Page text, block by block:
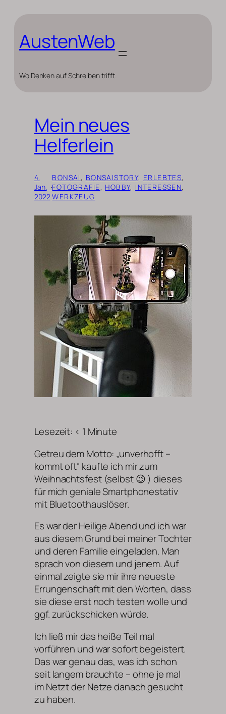
springen
AustenWeb
Wo Denken auf Schreiben trifft.
Mein neues
Helferlein
4.
Jan.
2022
·
BONSAI , BONSAISTORY, ERLEBTES
FOTOGRAFIE, HOBBY, INTERESSEN
WERKZEUG
Lesezeit: < 1 Minute
Getreu dem Motto: „unverhofft –
kommt oft“ kaufte ich mir zum
Weihnachtsfest (selbst 😉 ) dieses
für mich geniale Smartphonestativ
mit Bluetoothauslöser.
Es war der Heilige Abend und ich war
aus diesem Grund bei meiner Tochter
und deren Familie eingeladen. Man
sprach von diesem und jenem. Auf
einmal zeigte sie mir ihre neueste
Errungenschaft mit den Worten, dass
sie diese erst noch testen wolle und
ggf. zurückschicken würde.
Ich ließ mir das heiße Teil mal
vorführen und war sofort begeistert.
Das war genau das, was ich schon
seit langem brauchte – ohne je mal
im Netzt der Netze danach gesucht
zu haben.